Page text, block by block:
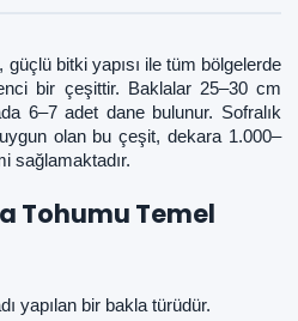
bitki yapısı ile tüm bölgelerde
bir çeşittir. Baklalar 25–30 cm
6–7 adet dane bulunur. Sofralık
olan bu çeşit, dekara 1.000–
sağlamaktadır.
Tohumu Temel
yapılan bir bakla türüdür.